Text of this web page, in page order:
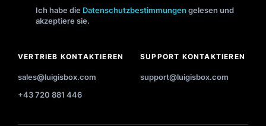
Ich habe die Datenschutzbestimmungen gelesen und
akzeptiere sie.
VERTRIEB KONTAKTIEREN
sales@luigisbox.com
+43 720 881 446
SUPPORT KONTAKTIEREN
support@luigisbox.com